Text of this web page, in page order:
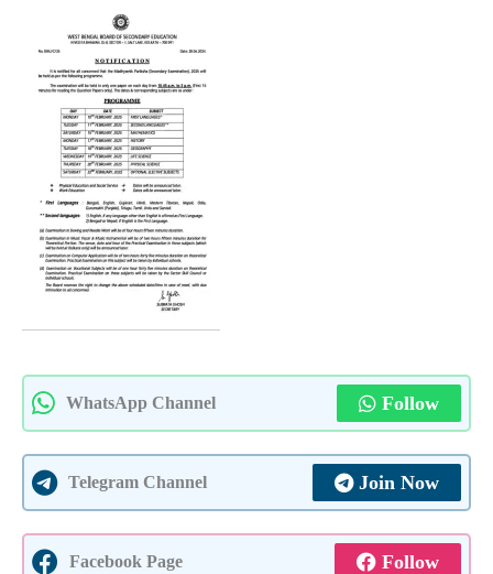
WhatsApp Channel Follow
Telegram Channel Join Now
Facebook Page Follow